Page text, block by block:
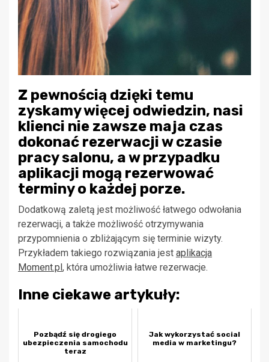
Z pewnością dzięki temu
zyskamy więcej odwiedzin, nasi
klienci nie zawsze maja czas
dokonać rezerwacji w czasie
pracy salonu, a w przypadku
aplikacji mogą rezerwować
terminy o każdej porze.
Dodatkową zaletą jest możliwość łatwego odwołania
rezerwacji, a także możliwość otrzymywania
przypomnienia o zbliżającym się terminie wizyty.
Przykładem takiego rozwiązania jest aplikacja
Moment.pl, która umożliwia łatwe rezerwacje.
Inne ciekawe artykuły:
Pozbądź się drogiego
ubezpieczenia samochodu
teraz
Jak wykorzystać social
media w marketingu?